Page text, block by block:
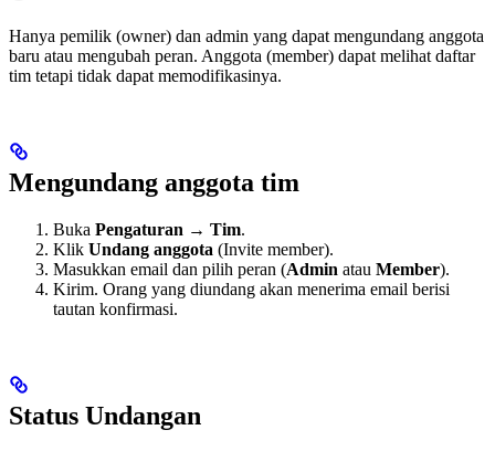
Hanya pemilik (owner) dan admin yang dapat mengundang anggota
baru atau mengubah peran. Anggota (member) dapat melihat daftar
tim tetapi tidak dapat memodifikasinya.
Mengundang anggota tim
Buka Pengaturan → Tim.
Klik Undang anggota (Invite member).
Masukkan email dan pilih peran (Admin atau Member).
Kirim. Orang yang diundang akan menerima email berisi
tautan konfirmasi.
Status Undangan